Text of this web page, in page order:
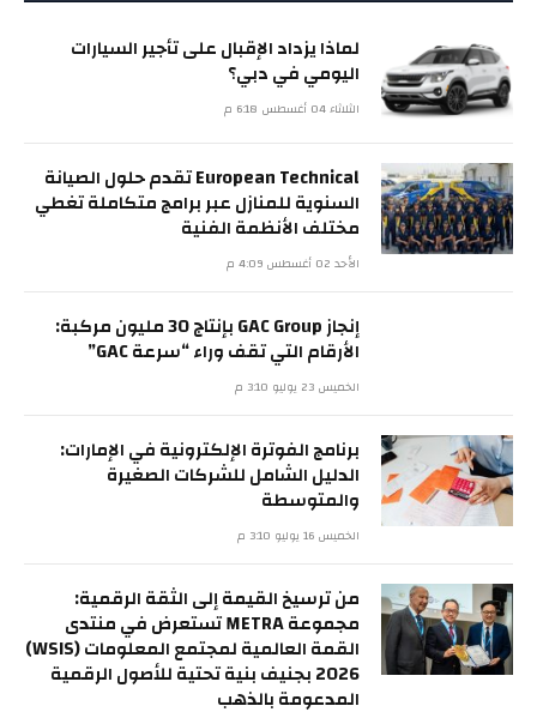
لماذا يزداد الإقبال على تأجير السيارات
اليومي في دبي؟
الثلاثاء 04 أغسطس 6:18 م
European Technical تقدم حلول الصيانة
السنوية للمنازل عبر برامج متكاملة تغطي
مختلف الأنظمة الفنية
الأحد 02 أغسطس 4:09 م
إنجاز GAC Group بإنتاج 30 مليون مركبة:
الأرقام التي تقف وراء “سرعة GAC”
الخميس 23 يوليو 3:10 م
برنامج الفوترة الإلكترونية في الإمارات:
الدليل الشامل للشركات الصغيرة
والمتوسطة
الخميس 16 يوليو 3:10 م
من ترسيخ القيمة إلى الثقة الرقمية:
مجموعة METRA تستعرض في منتدى
القمة العالمية لمجتمع المعلومات (WSIS)
2026 بجنيف بنية تحتية للأصول الرقمية
المدعومة بالذهب